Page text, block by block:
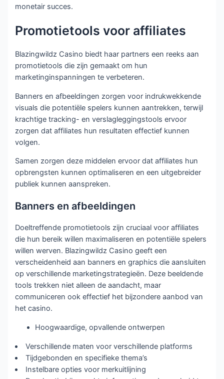
monetair succes.
Promotietools voor affiliates
Blazingwildz Casino biedt haar partners een reeks aan
promotietools die zijn gemaakt om hun
marketinginspanningen te verbeteren.
Banners en afbeeldingen zorgen voor indrukwekkende
visuals die potentiële spelers kunnen aantrekken, terwijl
krachtige tracking- en verslagleggingstools ervoor
zorgen dat affiliates hun resultaten effectief kunnen
volgen.
Samen zorgen deze middelen ervoor dat affiliates hun
opbrengsten kunnen optimaliseren en een uitgebreider
publiek kunnen aanspreken.
Banners en afbeeldingen
Doeltreffende promotietools zijn cruciaal voor affiliates
die hun bereik willen maximaliseren en potentiële spelers
willen werven. Blazingwildz Casino geeft een
verscheidenheid aan banners en graphics die aansluiten
op verschillende marketingstrategieën. Deze beeldende
tools trekken niet alleen de aandacht, maar
communiceren ook effectief het bijzondere aanbod van
het casino.
Hoogwaardige, opvallende ontwerpen
Verschillende maten voor verschillende platforms
Tijdgebonden en specifieke thema’s
Instelbare opties voor merkuitlijning